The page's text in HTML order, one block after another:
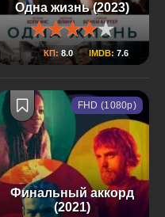
Одна жизнь (2023)
КП: 8.0 IMDB: 7.6
Финальный аккорд
(2021)
FHD (1080p)